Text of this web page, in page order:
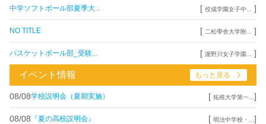
中学ソフトボール部夏季大... [ 佼成学園女子中... ]
NO TITLE [ 二松學舍大学附... ]
バスケットボール部_受験... [ 瀧野川女子学園... ]
イベント情報 もっと見る
08/08学校説明会（夏期実施） [ 拓殖大学第一... ]
08/08 『夏の高校説明会』 [ 明法中学校・... ]